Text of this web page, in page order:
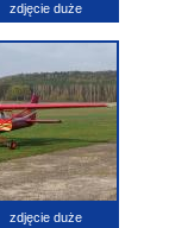
zdjęcie duże
zdjęcie duże